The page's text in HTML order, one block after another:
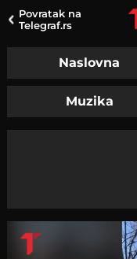
Povratak na
Telegraf.rs
Naslovna
Muzika